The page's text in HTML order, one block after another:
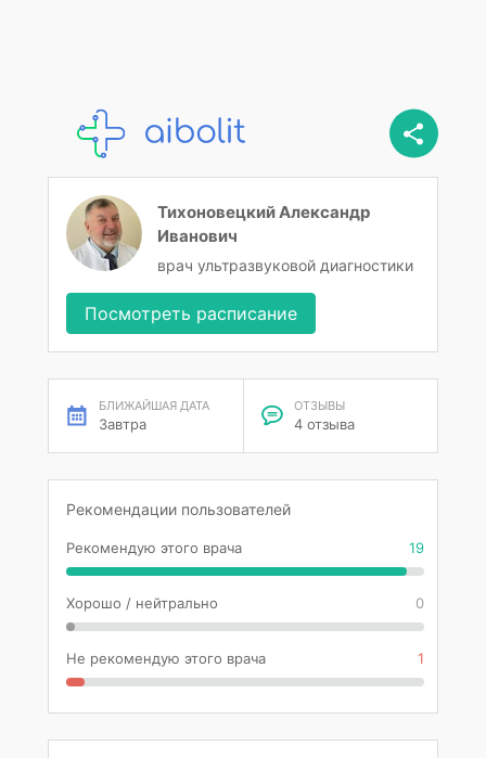
Тихоновецкий Александр
Иванович
врач ультразвуковой диагностики
Посмотреть расписание
БЛИЖАЙШАЯ ДАТА
Завтра
ОТЗЫВЫ
4 отзыва
Рекомендации пользователей
Рекомендую этого врача 19
Хорошо / нейтрально 0
Не рекомендую этого врача 1